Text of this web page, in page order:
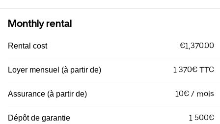
Monthly rental
Rental cost €1,370.00
Loyer mensuel (à partir de) 1 370€ TTC
Assurance (à partir de) 10€ / mois
Dépôt de garantie 1 500€